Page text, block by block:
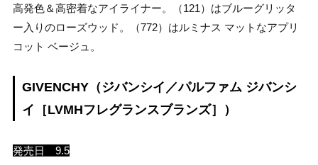
高発色＆高密着なアイライナー。（121）はブルーグリッタ
ー入りのローズウッド。（772）はルミナス マットなアプリ
コット ベージュ。
GIVENCHY（ジバンシイ／パルファム ジバンシ
イ［LVMHフレグランスブランズ］）
発売日 9.5